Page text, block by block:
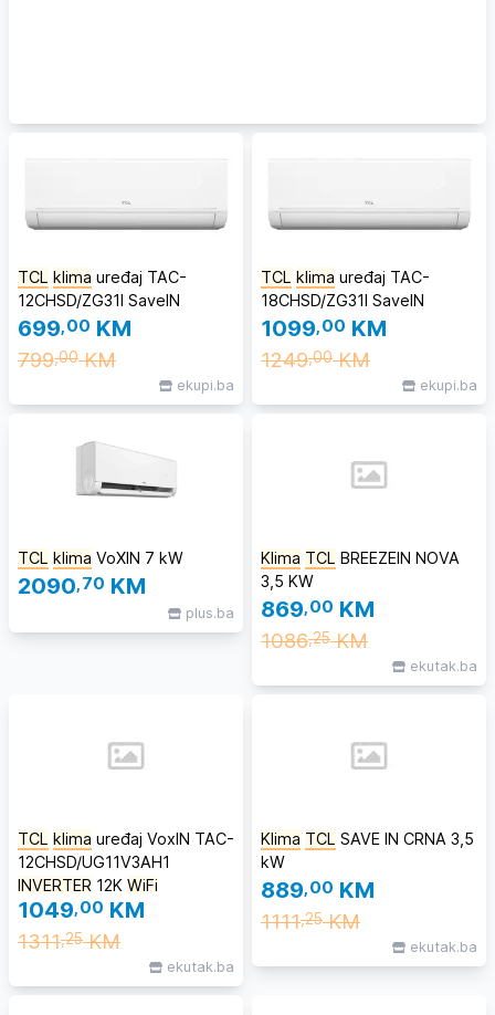
TCL klima uređaj TAC-
12CHSD/ZG31I SaveIN
699,00 KM
799,00KM
ekupi.ba
TCL klima uređaj TAC-
18CHSD/ZG31I SaveIN
1099,00 KM
1249,00KM
ekupi.ba
TCL klima VoXIN 7 kW
2090,70 KM
plus.ba
Klima TCL BREEZEIN NOVA
3,5 KW
869,00 KM
1086,25KM
ekutak.ba
TCL klima uređaj VoxIN TAC-
12CHSD/UG11V3AH1
INVERTER 12K WiFi
1049,00 KM
1311,25KM
ekutak.ba
Klima TCL SAVE IN CRNA 3,5
kW
889,00 KM
1111,25KM
ekutak.ba